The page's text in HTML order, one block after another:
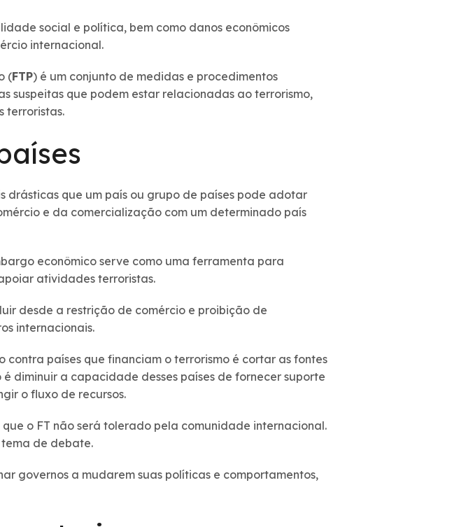
social e política, bem como danos econômicos
internacional.
(FTP) é um conjunto de medidas e procedimentos
suspeitas que podem estar relacionadas ao terrorismo,
terroristas.
drásticas que um país ou grupo de países pode adotar
e da comercialização com um determinado país
econômico serve como uma ferramenta para
atividades terroristas.
desde a restrição de comércio e proibição de
internacionais.
países que financiam o terrorismo é cortar as fontes
diminuir a capacidade desses países de fornecer suporte
o fluxo de recursos.
o FT não será tolerado pela comunidade internacional.
de debate.
governos a mudarem suas políticas e comportamentos,